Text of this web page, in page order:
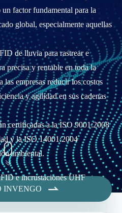
factor fundamental para la
global, especialmente aquellas
de lluvia para rastrear e
precisa y rentable en toda la
las empresas reducir los costos
y agilidad en sus cadenas
certificadas a la ISO 9001:2008
y la ISO 14001:2004
ambiental.
INVENGO 
e incrustaciones UHF

